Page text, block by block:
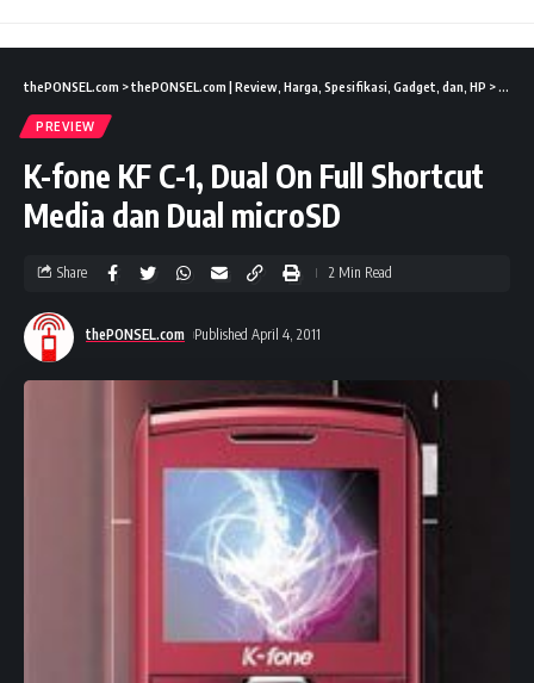
thePONSEL.com >thePONSEL.com | Review, Harga, Spesifikasi, Gadget, dan, HP >
PREVIEW
K-fone KF C-1, Dual On Full Shortcut
Media dan Dual microSD
thePONSEL.com Published April 4, 2011
Share 2 Min Read